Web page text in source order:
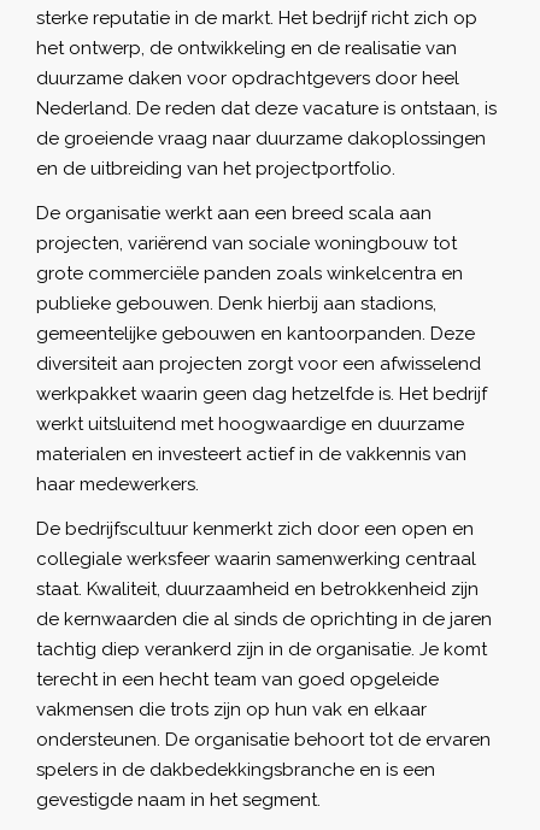
sterke reputatie in de markt. Het bedrijf richt zich op
het ontwerp, de ontwikkeling en de realisatie van
duurzame daken voor opdrachtgevers door heel
Nederland. De reden dat deze vacature is ontstaan, is
de groeiende vraag naar duurzame dakoplossingen
en de uitbreiding van het projectportfolio.
De organisatie werkt aan een breed scala aan
projecten, variërend van sociale woningbouw tot
grote commerciële panden zoals winkelcentra en
publieke gebouwen. Denk hierbij aan stadions,
gemeentelijke gebouwen en kantoorpanden. Deze
diversiteit aan projecten zorgt voor een afwisselend
werkpakket waarin geen dag hetzelfde is. Het bedrijf
werkt uitsluitend met hoogwaardige en duurzame
materialen en investeert actief in de vakkennis van
haar medewerkers.
De bedrijfscultuur kenmerkt zich door een open en
collegiale werksfeer waarin samenwerking centraal
staat. Kwaliteit, duurzaamheid en betrokkenheid zijn
de kernwaarden die al sinds de oprichting in de jaren
tachtig diep verankerd zijn in de organisatie. Je komt
terecht in een hecht team van goed opgeleide
vakmensen die trots zijn op hun vak en elkaar
ondersteunen. De organisatie behoort tot de ervaren
spelers in de dakbedekkingsbranche en is een
gevestigde naam in het segment.